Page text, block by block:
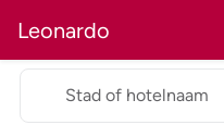
Leonardo
Stad of hotelnaam